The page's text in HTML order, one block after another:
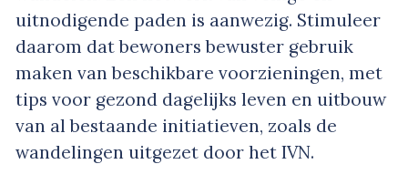
uitnodigende paden is aanwezig. Stimuleer
daarom dat bewoners bewuster gebruik
maken van beschikbare voorzieningen, met
tips voor gezond dagelijks leven en uitbouw
van al bestaande initiatieven, zoals de
wandelingen uitgezet door het IVN.